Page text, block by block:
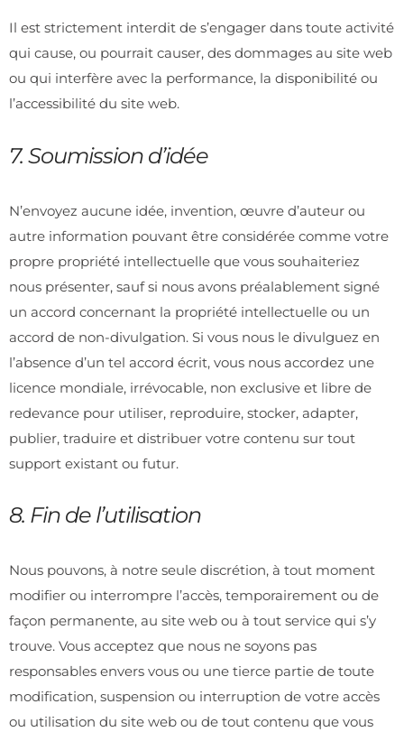
Il est strictement interdit de s’engager dans toute activité
qui cause, ou pourrait causer, des dommages au site web
ou qui interfère avec la performance, la disponibilité ou
l’accessibilité du site web.
7. Soumission d’idée
N’envoyez aucune idée, invention, œuvre d’auteur ou
autre information pouvant être considérée comme votre
propre propriété intellectuelle que vous souhaiteriez
nous présenter, sauf si nous avons préalablement signé
un accord concernant la propriété intellectuelle ou un
accord de non-divulgation. Si vous nous le divulguez en
l’absence d’un tel accord écrit, vous nous accordez une
licence mondiale, irrévocable, non exclusive et libre de
redevance pour utiliser, reproduire, stocker, adapter,
publier, traduire et distribuer votre contenu sur tout
support existant ou futur.
8. Fin de l’utilisation
Nous pouvons, à notre seule discrétion, à tout moment
modifier ou interrompre l’accès, temporairement ou de
façon permanente, au site web ou à tout service qui s’y
trouve. Vous acceptez que nous ne soyons pas
responsables envers vous ou une tierce partie de toute
modification, suspension ou interruption de votre accès
ou utilisation du site web ou de tout contenu que vous